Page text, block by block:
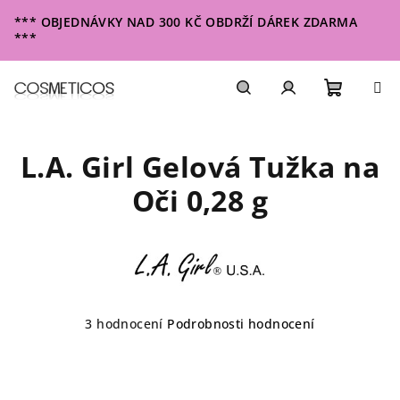
na
obsah
*** OBJEDNÁVKY NAD 300 KČ OBDRŽÍ DÁREK ZDARMA
***
košík
L.A. Girl Gelová Tužka na
Oči 0,28 g
Průměrné
3 hodnocení Podrobnosti hodnocení